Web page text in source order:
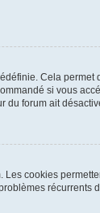
Cela permet
si vous
du forum ait
cookies
récurrents